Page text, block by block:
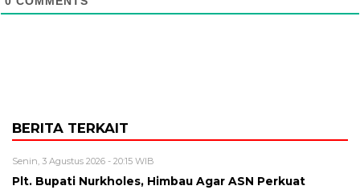
BERITA TERKAIT
Senin, 3 Agustus 2026 - 20:15 WIB
Plt. Bupati Nurkholes, Himbau Agar ASN Perkuat